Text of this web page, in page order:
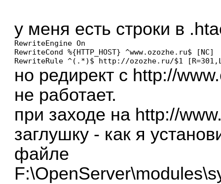
у меня есть строки в
RewriteEngine On
RewriteCond %{HTTP_HOST} ^www.ozozhe.ru$ [NC]
RewriteRule ^(.*)$ http://ozozhe.ru/$1
но редирект с http://
не работает.
при заходе на http://
заглушку - как я
файле